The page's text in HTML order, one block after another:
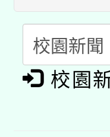
礎課程
A3數
「數
pilot」
有關
校園